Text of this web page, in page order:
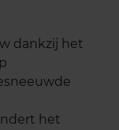
dankzij het
het